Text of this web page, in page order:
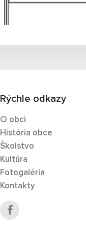
Rýchle odkazy
O obci
História obce
Školstvo
Kultúra
Fotogaléria
Kontakty